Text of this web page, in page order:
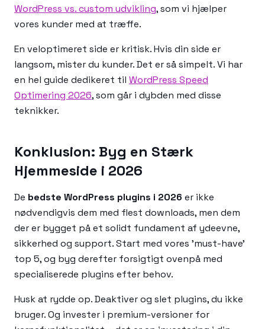
WordPress vs. custom udvikling, som vi hjælper
vores kunder med at træffe.
En veloptimeret side er kritisk. Hvis din side er
langsom, mister du kunder. Det er så simpelt. Vi har
en hel guide dedikeret til WordPress Speed
Optimering 2026, som går i dybden med disse
teknikker.
Konklusion: Byg en Stærk
Hjemmeside i 2026
De bedste WordPress plugins i 2026 er ikke
nødvendigvis dem med flest downloads, men dem
der er bygget på et solidt fundament af ydeevne,
sikkerhed og support. Start med vores 'must-have'
top 5, og byg derefter forsigtigt ovenpå med
specialiserede plugins efter behov.
Husk at rydde op. Deaktiver og slet plugins, du ikke
bruger. Og invester i premium-versioner for